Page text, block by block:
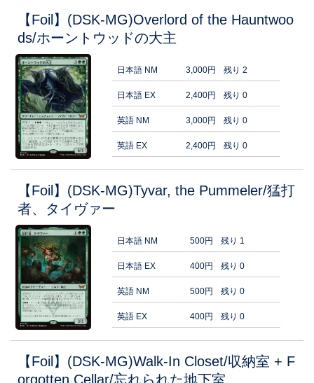
【Foil】(DSK-MG)Overlord of the Hauntwoo
ds/ホーントウッドの大主
日本語 NM 3,000円 残り 2
日本語 EX 2,400円 残り 0
英語 NM 3,000円 残り 0
英語 EX 2,400円 残り 0
【Foil】(DSK-MG)Tyvar, the Pummeler/猛打
者、タイヴァー
日本語 NM 500円 残り 1
日本語 EX 400円 残り 0
英語 NM 500円 残り 0
英語 EX 400円 残り 0
【Foil】(DSK-MG)Walk-In Closet/収納室 + F
orgotten Cellar/忘れられた地下室